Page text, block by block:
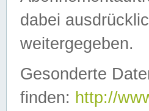
dabei
weitergegeben.
Gesonderte
finden: http://